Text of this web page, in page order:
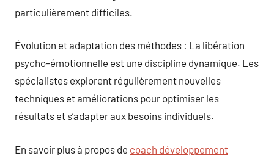
particulièrement difficiles.
Évolution et adaptation des méthodes : La libération
psycho-émotionnelle est une discipline dynamique. Les
spécialistes explorent régulièrement nouvelles
techniques et améliorations pour optimiser les
résultats et s’adapter aux besoins individuels.
En savoir plus à propos de coach développement